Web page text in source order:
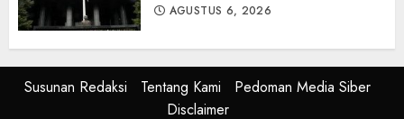
AGUSTUS 6, 2026
Susunan Redaksi Tentang Kami
Pedoman Media Siber
Disclaimer